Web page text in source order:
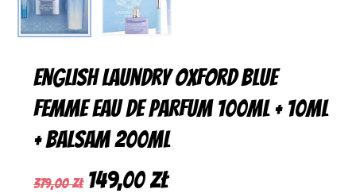
English laundry Oxford blue
femme Eau De Parfum 100ml + 10ml
+ Balsam 200ml
379,00zł Pierwotna
149,00złAktualna